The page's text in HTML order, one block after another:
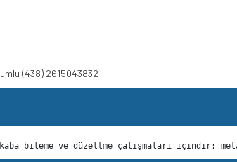
(438) 2615043832
kaba bileme ve düzeltme çalışmaları içindir;